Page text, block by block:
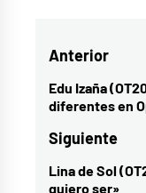
Festival
de
San
Remo
Sanremo
de
Anterior
Entrada
anterior:
Edu Izaña
diferentes en
Siguiente
Entrada
Lina de Sol
quiero ser»